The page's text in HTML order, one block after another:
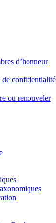
d’honneur
confidentialité
ou renouveler